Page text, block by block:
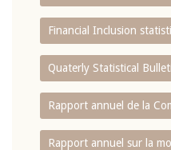
Financial Inclusion
Quaterly Statistical
Rapport annuel de la
Rapport annuel sur la